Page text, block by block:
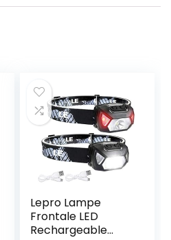
Lepro Lampe
Frontale LED
Rechargeable